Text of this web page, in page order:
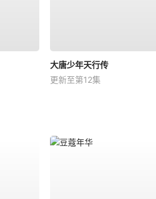
大唐少年天行传
更新至第12集